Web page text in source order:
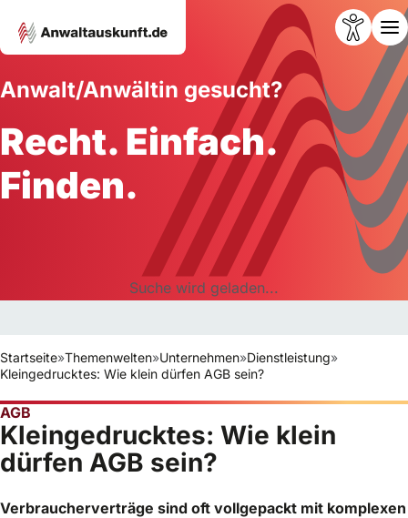
Anwalt/Anwältin gesucht?
Recht. Einfach.
Finden.
Suche wird geladen...
Startseite»Themenwelten»Unternehmen»Dienstleistung»
Kleingedrucktes: Wie klein dürfen AGB sein?
AGB
Kleingedrucktes: Wie klein
dürfen AGB sein?
Verbraucherverträge sind oft vollgepackt mit komplexen